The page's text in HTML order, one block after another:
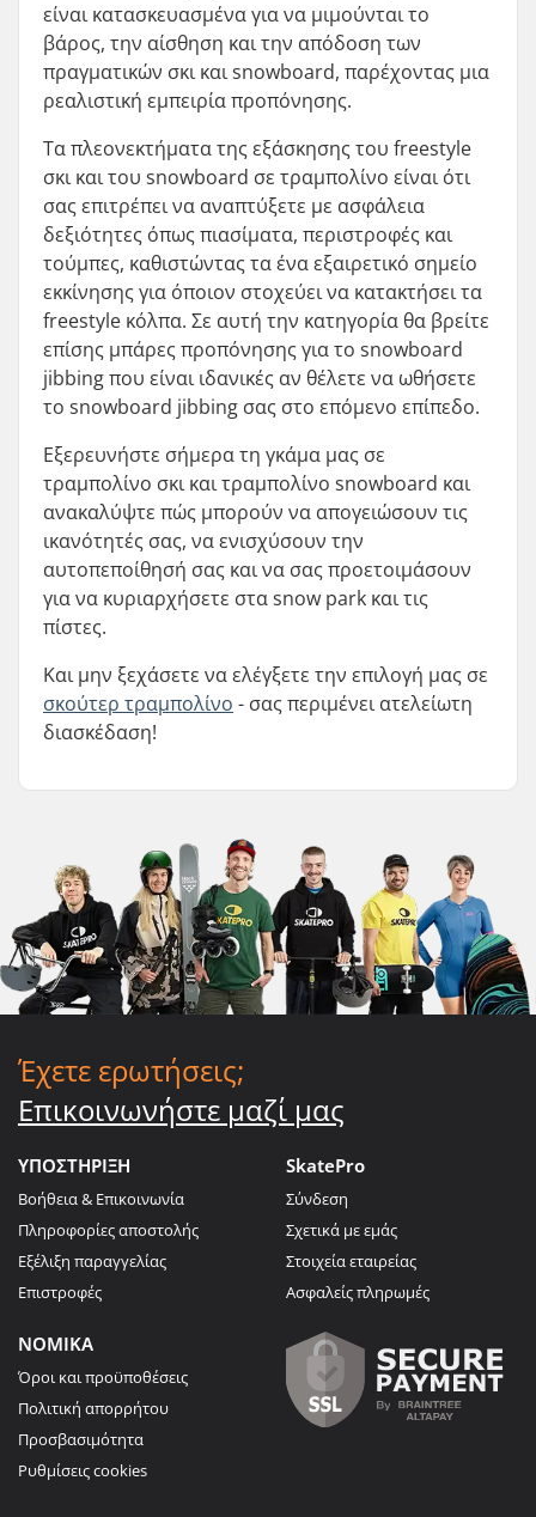
είναι κατασκευασμένα για να μιμούνται το
βάρος, την αίσθηση και την απόδοση των
πραγματικών σκι και snowboard, παρέχοντας μια
ρεαλιστική εμπειρία προπόνησης.
Τα πλεονεκτήματα της εξάσκησης του freestyle
σκι και του snowboard σε τραμπολίνο είναι ότι
σας επιτρέπει να αναπτύξετε με ασφάλεια
δεξιότητες όπως πιασίματα, περιστροφές και
τούμπες, καθιστώντας τα ένα εξαιρετικό σημείο
εκκίνησης για όποιον στοχεύει να κατακτήσει τα
freestyle κόλπα. Σε αυτή την κατηγορία θα βρείτε
επίσης μπάρες προπόνησης για το snowboard
jibbing που είναι ιδανικές αν θέλετε να ωθήσετε
το snowboard jibbing σας στο επόμενο επίπεδο.
Εξερευνήστε σήμερα τη γκάμα μας σε
τραμπολίνο σκι και τραμπολίνο snowboard και
ανακαλύψτε πώς μπορούν να απογειώσουν τις
ικανότητές σας, να ενισχύσουν την
αυτοπεποίθησή σας και να σας προετοιμάσουν
για να κυριαρχήσετε στα snow park και τις
πίστες.
Και μην ξεχάσετε να ελέγξετε την επιλογή μας σε
σκούτερ τραμπολίνο - σας περιμένει ατελείωτη
διασκέδαση!
Έχετε ερωτήσεις;
Επικοινωνήστε μαζί μας
ΥΠΟΣΤΗΡΙΞΗ
Βοήθεια & Επικοινωνία
Πληροφορίες αποστολής
Εξέλιξη παραγγελίας
Επιστροφές
SkatePro
Σύνδεση
Σχετικά με εμάς
Στοιχεία εταιρείας
Ασφαλείς πληρωμές
ΝΟΜΙΚΑ
Όροι και προϋποθέσεις
Πολιτική απορρήτου
Προσβασιμότητα
Ρυθμίσεις cookies